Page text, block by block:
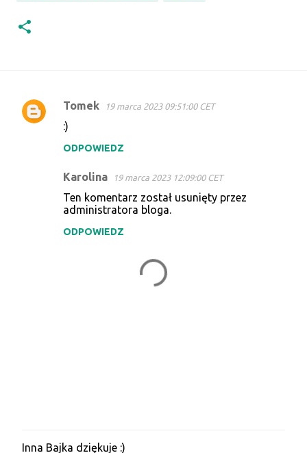
K
Tomek 19 marca 2023 09:51:00 CET
:)
ODPOWIEDZ
Karolina 19 marca 2023 12:09:00 CET
Ten komentarz został usunięty przez
administratora bloga.
ODPOWIEDZ
Inna Bajka dziękuje :)